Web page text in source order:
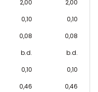
2,00
2,00
0,10
0,10
0,08
0,08
b.d.
b.d.
0,10
0,10
0,46
0,46